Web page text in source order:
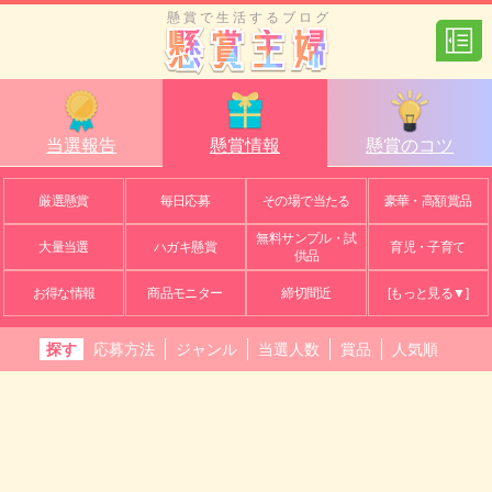
懸賞で生活するブログ
当選報告 懸賞情報 懸賞のコツ
厳選懸賞 毎日応募 その場で当たる 豪華・高額賞品
大量当選 ハガキ懸賞
無料サンプル・試
供品
育児・子育て
お得な情報 商品モニター 締切間近 [もっと見る▼]
探す 応募方法 ジャンル 当選人数 賞品 人気順